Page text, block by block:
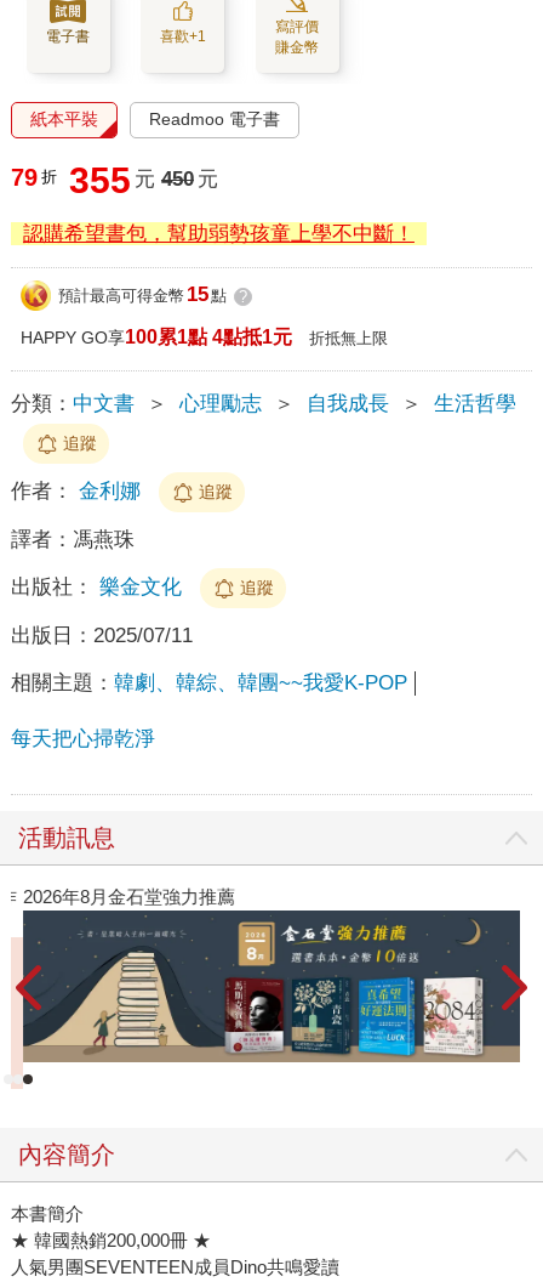
電子書 喜歡+1
寫評價
賺金幣
紙本平裝 Readmoo 電子書
79 折 355 元 450 元
認購希望書包，幫助弱勢孩童上學不中斷！
預計最高可得金幣 15點 ?
HAPPY GO享100累1點 4點抵1元 折抵無上限
分類： 中文書 ＞ 心理勵志 ＞ 自我成長 ＞ 生活哲學
追蹤
作者： 金利娜 追蹤
譯者： 馮燕珠
出版社： 樂金文化 追蹤
出版日： 2025/07/11
相關主題： 韓劇、韓綜、韓團~~我愛K-POP
每天把心掃乾淨
活動訊息
2026年8月金石堂強力推薦
內容簡介
本書簡介
★ 韓國熱銷200,000冊 ★
人氣男團SEVENTEEN成員Dino共鳴愛讀